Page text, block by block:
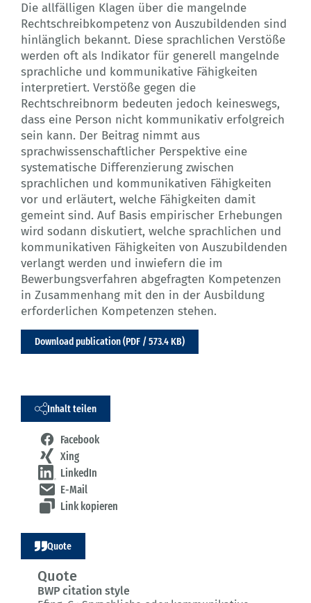
Die allfälligen Klagen über die mangelnde
Rechtschreibkompetenz von Auszubildenden sind
hinlänglich bekannt. Diese sprachlichen Verstöße
werden oft als Indikator für generell mangelnde
sprachliche und kommunikative Fähigkeiten
interpretiert. Verstöße gegen die
Rechtschreibnorm bedeuten jedoch keineswegs,
dass eine Person nicht kommunikativ erfolgreich
sein kann. Der Beitrag nimmt aus
sprachwissenschaftlicher Perspektive eine
systematische Differenzierung zwischen
sprachlichen und kommunikativen Fähigkeiten
vor und erläutert, welche Fähigkeiten damit
gemeint sind. Auf Basis empirischer Erhebungen
wird sodann diskutiert, welche sprachlichen und
kommunikativen Fähigkeiten von Auszubildenden
verlangt werden und inwiefern die im
Bewerbungsverfahren abgefragten Kompetenzen
in Zusammenhang mit den in der Ausbildung
erforderlichen Kompetenzen stehen.
Download publication (PDF / 573.4 KB)
Inhalt teilen
Facebook
Xing
LinkedIn
E-Mail
Link kopieren
Quote
Quote
BWP citation style